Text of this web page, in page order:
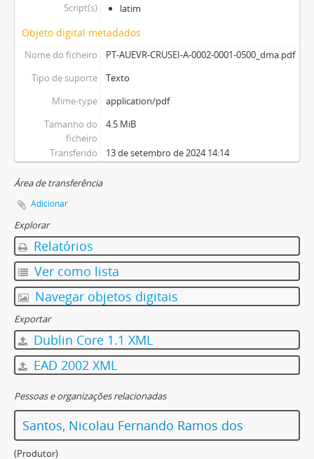
Script(s)
latim
Objeto digital metadados
Nome do ficheiro
PT-AUEVR-CRUSEI-A-0002-0001-0500_dma.pdf
Tipo de suporte
Texto
Mime-type
application/pdf
Tamanho do
ficheiro
4.5 MiB
Transferido 13 de setembro de 2024 14:14
Área de transferência
Adicionar
Explorar
Relatórios
Ver como lista
Navegar objetos digitais
Exportar
Dublin Core 1.1 XML
EAD 2002 XML
Pessoas e organizações relacionadas
Santos, Nicolau Fernando Ramos dos
(Produtor)